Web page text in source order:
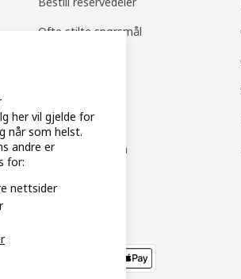
Ofte stilte spørsmål
Produktsikkerhet
Ettersalg kjøkken
her vil gjelde for
når som helst.
andre er
for:
nettsider